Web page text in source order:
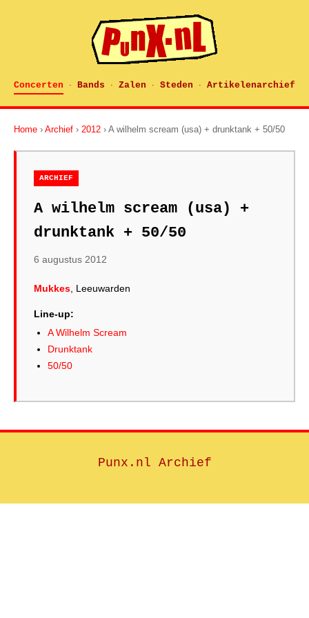
Concerten · Bands · Zalen · Steden · Artikelenarchief
Home › Archief › 2012 › A wilhelm scream (usa) + drunktank + 50/50
ARCHIEF
A wilhelm scream (usa) +
drunktank + 50/50
6 augustus 2012
Mukkes , Leeuwarden
Line-up:
A Wilhelm Scream
Drunktank
50/50
Punx.nl Archief